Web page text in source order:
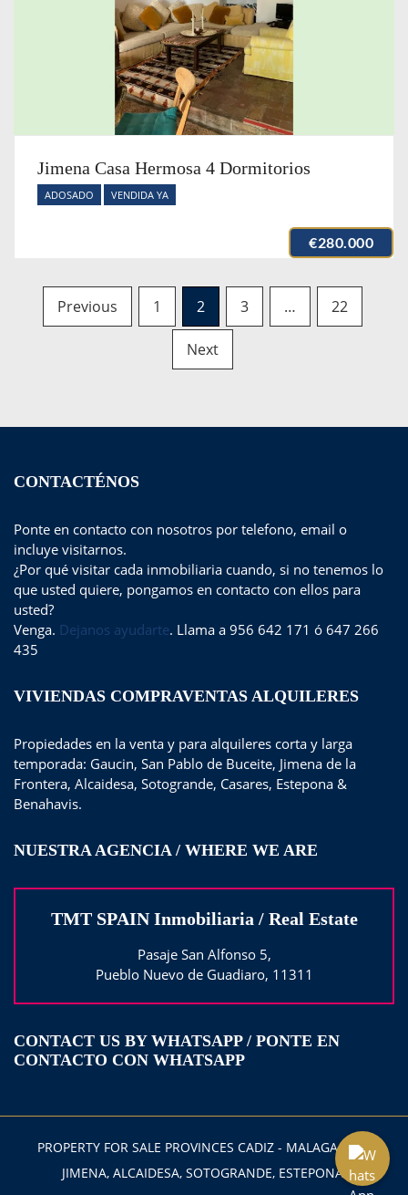
Jimena Casa Hermosa 4 Dormitorios
ADOSADO VENDIDA YA
€280.000
Posts
navigation
Previous 1 2 3 … 22
Next
CONTACTÉNOS
Ponte en contacto con nosotros por telefono, email o
incluye visitarnos.
¿Por qué visitar cada inmobiliaria cuando, si no tenemos lo
que usted quiere, pongamos en contacto con ellos para
usted?
Venga. Dejanos ayudarte. Llama a 956 642 171 ó 647 266
435
VIVIENDAS COMPRAVENTAS ALQUILERES
Propiedades en la venta y para alquileres corta y larga
temporada: Gaucin, San Pablo de Buceite, Jimena de la
Frontera, Alcaidesa, Sotogrande, Casares, Estepona &
Benahavis.
NUESTRA AGENCIA / WHERE WE ARE
TMT SPAIN Inmobiliaria / Real Estate
Pasaje San Alfonso 5,
Pueblo Nuevo de Guadiaro, 11311
CONTACT US BY WHATSAPP / PONTE EN
CONTACTO CON WHATSAPP
PROPERTY FOR SALE PROVINCES CADIZ - MALAGA 2025
JIMENA, ALCAIDESA, SOTOGRANDE, ESTEPONA,